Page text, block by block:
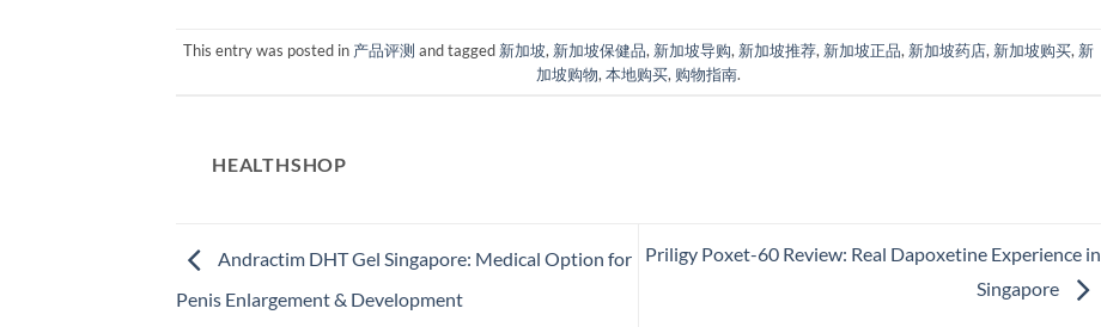
This entry was posted in 产品评测 and tagged 新加坡, 新加坡保健品, 新加坡导购, 新加坡推荐, 新加坡正品, 新加坡药店, 新加坡购买, 新
加坡购物, 本地购买, 购物指南.
HEALTHSHOP
Andractim DHT Gel Singapore: Medical Option for
Penis Enlargement & Development
Priligy Poxet-60 Review: Real Dapoxetine Experience in
Singapore